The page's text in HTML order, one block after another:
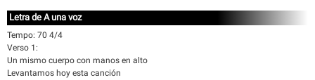
Letra de A una voz
Tempo: 70 4/4
Verso 1:
Un mismo cuerpo con manos en alto
Levantamos hoy esta canción